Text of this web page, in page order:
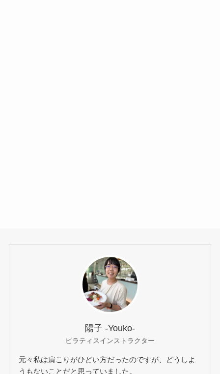
陽子 -Youko-
ピラティスインストラクター
元々私は肩こりがひどい方だったのですが、どうしよ
うもないことだと思っていました。